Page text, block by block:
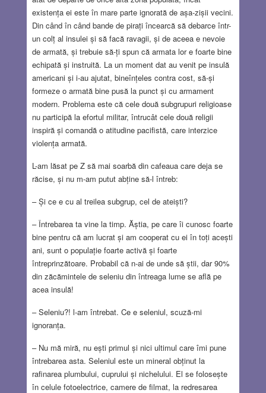
existența ei este în mare parte ignorată de așa-zișii vecini.
Din când în când bande de pirați încearcă să debarce într-
un colț al insulei și să facă ravagii, și de aceea e nevoie
de armată, și trebuie să-ți spun că armata lor e foarte bine
echipată și instruită. La un moment dat au venit pe insulă
americani și i-au ajutat, bineînțeles contra cost, să-și
formeze o armată bine pusă la punct și cu armament
modern. Problema este că cele două subgrupuri religioase
nu participă la efortul militar, întrucât cele două religii
inspiră și comandă o atitudine pacifistă, care interzice
violența armată.
L-am lăsat pe Z să mai soarbă din cafeaua care deja se
răcise, și nu m-am putut abține să-l întreb:
– Și ce e cu al treilea subgrup, cel de ateiști?
– Întrebarea ta vine la timp. Ăștia, pe care îi cunosc foarte
bine pentru că am lucrat și am cooperat cu ei în toți acești
ani, sunt o populație foarte activă și foarte
întreprinzătoare. Probabil că n-ai de unde să știi, dar 90%
din zăcămintele de seleniu din întreaga lume se află pe
acea insulă!
– Seleniu?! l-am întrebat. Ce e seleniul, scuză-mi
ignoranța.
– Nu mă miră, nu ești primul și nici ultimul care îmi pune
întrebarea asta. Seleniul este un mineral obținut la
rafinarea plumbului, cuprului și nichelului. El se folosește
în celule fotoelectrice, camere de filmat, la redresarea